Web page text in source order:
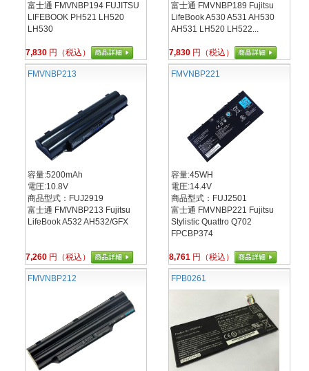
富士通 FMVNBP194 FUJITSU
LIFEBOOK PH521 LH520
LH530
7,830 円（税込）
富士通 FMVNBP189 Fujitsu
LifeBook A530 A531 AH530
AH531 LH520 LH522...
7,830 円（税込）
FMVNBP213
容量:5200mAh
電圧:10.8V
商品型式：FUJ2919
富士通 FMVNBP213 Fujitsu
LifeBook A532 AH532/GFX
7,260 円（税込）
FMVNBP221
容量:45WH
電圧:14.4V
商品型式：FUJ2501
富士通 FMVNBP221 Fujitsu
Stylistic Quattro Q702
FPCBP374
8,761 円（税込）
FMVNBP212 FPB0261